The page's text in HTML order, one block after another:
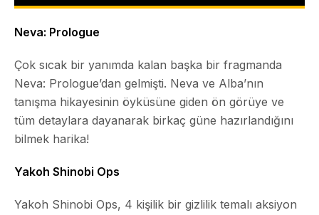
Neva: Prologue
Çok sıcak bir yanımda kalan başka bir fragmanda
Neva: Prologue’dan gelmişti. Neva ve Alba’nın
tanışma hikayesinin öyküsüne giden ön görüye ve
tüm detaylara dayanarak birkaç güne hazırlandığını
bilmek harika!
Yakoh Shinobi Ops
Yakoh Shinobi Ops, 4 kişilik bir gizlilik temalı aksiyon